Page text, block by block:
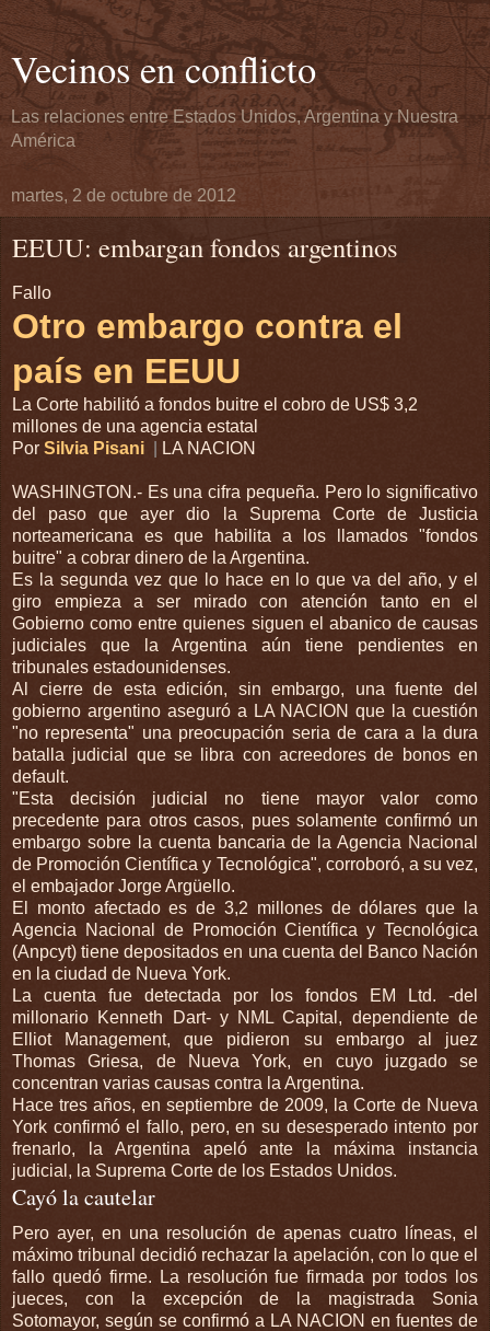
Vecinos en conflicto
Las relaciones entre Estados Unidos, Argentina y Nuestra
América
martes, 2 de octubre de 2012
EEUU: embargan fondos argentinos
Fallo
Otro embargo contra el
país en EEUU
La Corte habilitó a fondos buitre el cobro de US$ 3,2
millones de una agencia estatal
Por Silvia Pisani LA NACION
WASHINGTON.- Es una cifra pequeña. Pero lo significativo
del paso que ayer dio la Suprema Corte de Justicia
norteamericana es que habilita a los llamados "fondos
buitre" a cobrar dinero de la Argentina.
Es la segunda vez que lo hace en lo que va del año, y el
giro empieza a ser mirado con atención tanto en el
Gobierno como entre quienes siguen el abanico de causas
judiciales que la Argentina aún tiene pendientes en
tribunales estadounidenses.
Al cierre de esta edición, sin embargo, una fuente del
gobierno argentino aseguró a LA NACION que la cuestión
"no representa" una preocupación seria de cara a la dura
batalla judicial que se libra con acreedores de bonos en
default.
"Esta decisión judicial no tiene mayor valor como
precedente para otros casos, pues solamente confirmó un
embargo sobre la cuenta bancaria de la Agencia Nacional
de Promoción Científica y Tecnológica", corroboró, a su vez,
el embajador Jorge Argüello.
El monto afectado es de 3,2 millones de dólares que la
Agencia Nacional de Promoción Científica y Tecnológica
(Anpcyt) tiene depositados en una cuenta del Banco Nación
en la ciudad de Nueva York.
La cuenta fue detectada por los fondos EM Ltd. -del
millonario Kenneth Dart- y NML Capital, dependiente de
Elliot Management, que pidieron su embargo al juez
Thomas Griesa, de Nueva York, en cuyo juzgado se
concentran varias causas contra la Argentina.
Hace tres años, en septiembre de 2009, la Corte de Nueva
York confirmó el fallo, pero, en su desesperado intento por
frenarlo, la Argentina apeló ante la máxima instancia
judicial, la Suprema Corte de los Estados Unidos.
Cayó la cautelar
Pero ayer, en una resolución de apenas cuatro líneas, el
máximo tribunal decidió rechazar la apelación, con lo que el
fallo quedó firme. La resolución fue firmada por todos los
jueces, con la excepción de la magistrada Sonia
Sotomayor, según se confirmó a LA NACION en fuentes de